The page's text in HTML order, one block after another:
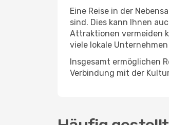
Eine Reise in der
sind. Dies kann Ihnen
Attraktionen vermeiden
viele lokale
Insgesamt ermöglichen
Verbindung mit der